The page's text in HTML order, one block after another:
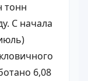
тонн
С начала
6,08